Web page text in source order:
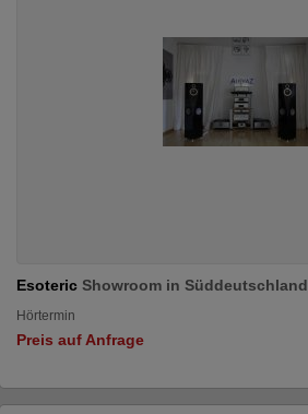
Esoteric Showroom in Süddeutschland
Hörtermin
Preis auf Anfrage